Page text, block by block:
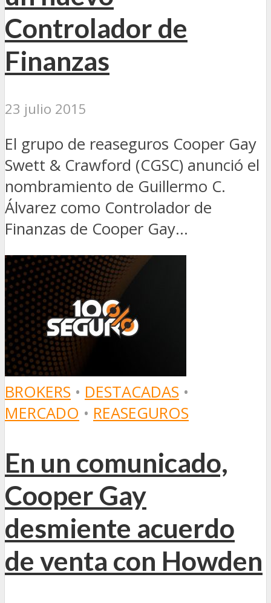
Controlador de
Finanzas
23 julio 2015
El grupo de reaseguros Cooper Gay
Swett & Crawford (CGSC) anunció el
nombramiento de Guillermo C.
Álvarez como Controlador de
Finanzas de Cooper Gay...
BROKERS • DESTACADAS •
MERCADO • REASEGUROS
En un comunicado,
Cooper Gay
desmiente acuerdo
de venta con Howden